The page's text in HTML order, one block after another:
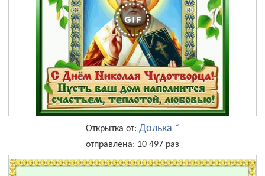
Открытка от: Долька *
отправлена: 10 497 раз